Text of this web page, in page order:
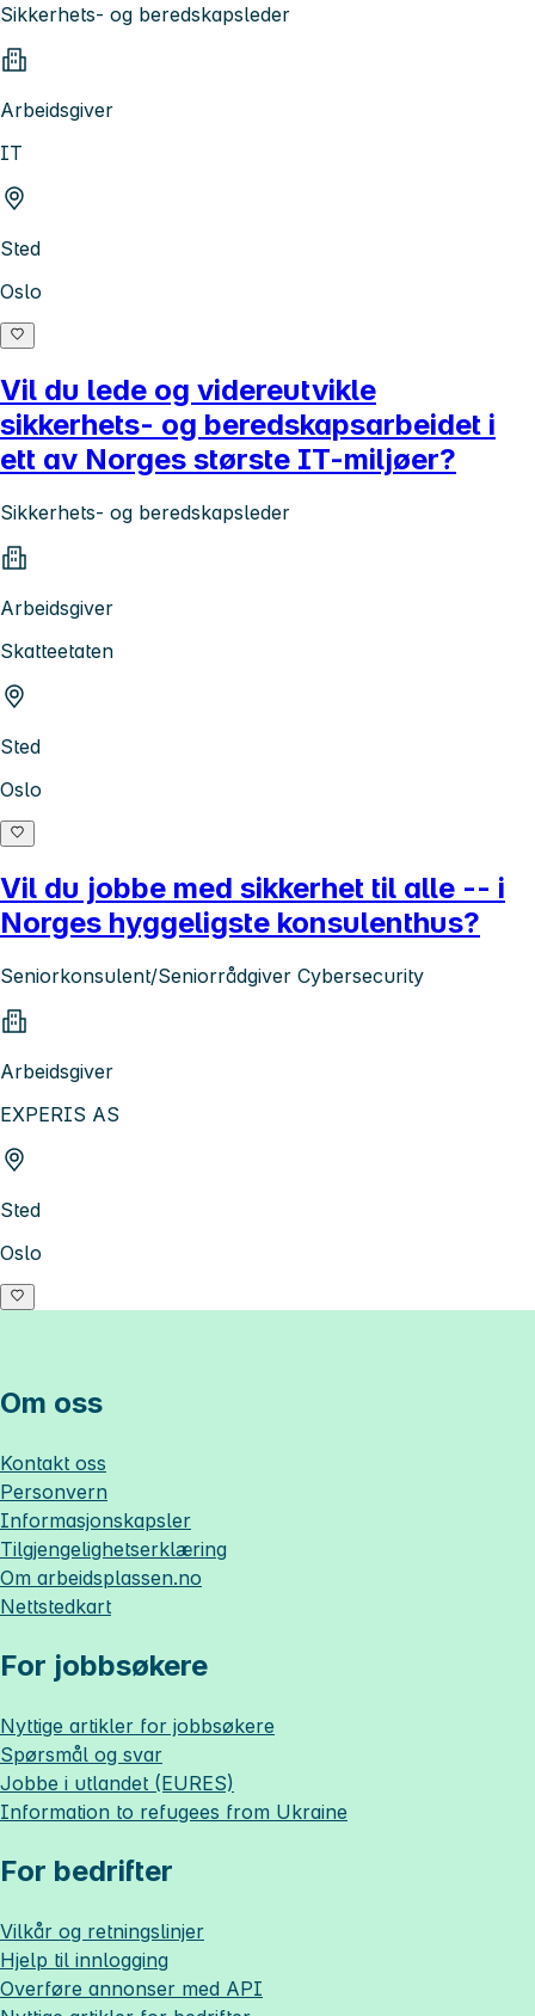
Sikkerhets- og beredskapsleder
Arbeidsgiver
IT
Sted
Oslo
Vil du lede og videreutvikle
sikkerhets- og beredskapsarbeidet i
ett av Norges største IT-miljøer?
Sikkerhets- og beredskapsleder
Arbeidsgiver
Skatteetaten
Sted
Oslo
Vil du jobbe med sikkerhet til alle -- i
Norges hyggeligste konsulenthus?
Seniorkonsulent/Seniorrådgiver Cybersecurity
Arbeidsgiver
EXPERIS AS
Sted
Oslo
Om oss
Kontakt oss
Personvern
Informasjonskapsler
Tilgjengelighetserklæring
Om arbeidsplassen.no
Nettstedkart
For jobbsøkere
Nyttige artikler for jobbsøkere
Spørsmål og svar
Jobbe i utlandet (EURES)
Information to refugees from Ukraine
For bedrifter
Vilkår og retningslinjer
Hjelp til innlogging
Overføre annonser med API